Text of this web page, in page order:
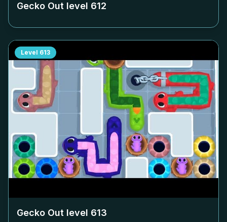
Gecko Out level 612
Level 613
Gecko Out level 613